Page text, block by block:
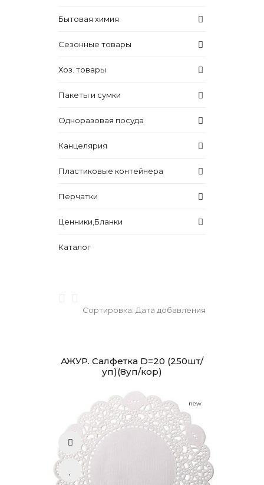
Бытовая химия
Сезонные товары
Хоз. товары
Пакеты и сумки
Одноразовая посуда
Канцелярия
Пластиковые контейнера
Перчатки
Ценники,Бланки
Каталог
Сортировка: Дата добавления
АЖУР. Салфетка D=20 (250шт/
уп)(8уп/кор)
new